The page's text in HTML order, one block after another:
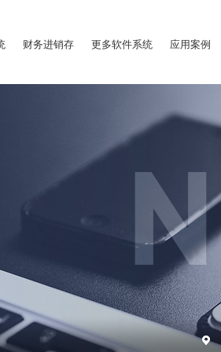
财务进销存 更多软件系统 应用案例